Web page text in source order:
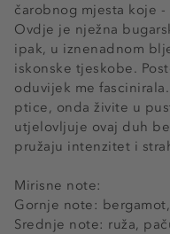
čarobnog mjesta koje
Ovdje je nježna
ipak, u iznenadnom
iskonske tjeskobe.
oduvijek me
ptice, onda živite u
utjelovljuje ovaj duh
pružaju intenzitet i
Mirisne note:
Gornje note:
Srednje note: ruža,